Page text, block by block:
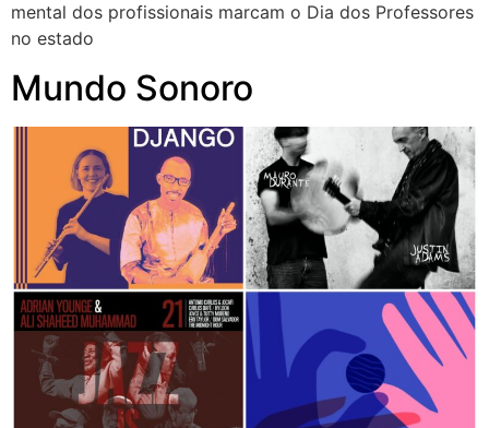
mental dos profissionais marcam o Dia dos Professores
no estado
Mundo Sonoro